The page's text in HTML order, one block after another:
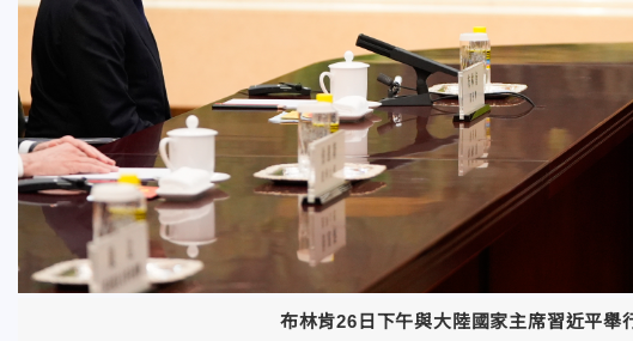
布林肯26日下午與大陸國家主席習近平舉